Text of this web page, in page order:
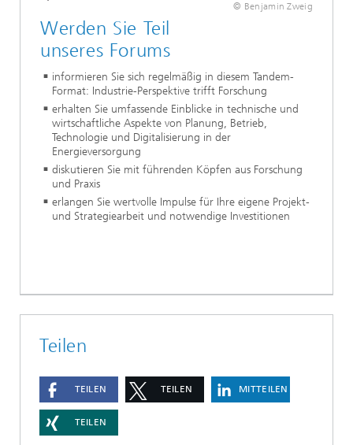
© Benjamin Zweig
Werden Sie Teil
unseres Forums
informieren Sie sich regelmäßig in diesem Tandem-
Format: Industrie-Perspektive trifft Forschung
erhalten Sie umfassende Einblicke in technische und
wirtschaftliche Aspekte von Planung, Betrieb,
Technologie und Digitalisierung in der
Energieversorgung
diskutieren Sie mit führenden Köpfen aus Forschung
und Praxis
erlangen Sie wertvolle Impulse für Ihre eigene Projekt-
und Strategiearbeit und notwendige Investitionen
Teilen
TEILEN TEILEN MITTEILEN
TEILEN